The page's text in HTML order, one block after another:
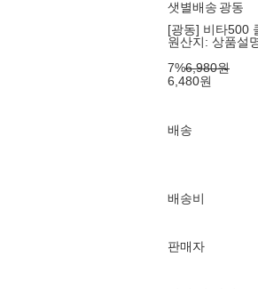
샛별배송 광동
[광동] 비타500
원산지: 상품설
7%6,980원
6,480원
배송
배송비
판매자